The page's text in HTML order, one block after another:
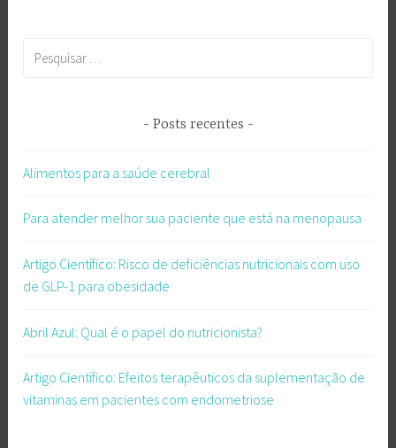
Posts recentes
Alimentos para a saúde cerebral
Para atender melhor sua paciente que está na menopausa
Artigo Científico: Risco de deficiências nutricionais com uso
de GLP-1 para obesidade
Abril Azul: Qual é o papel do nutricionista?
Artigo Científico: Efeitos terapêuticos da suplementação de
vitaminas em pacientes com endometriose